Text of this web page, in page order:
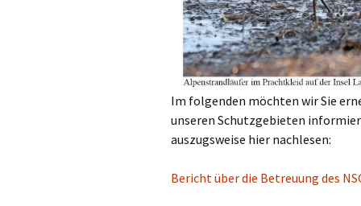
Im folgenden möchten wir Sie
unseren Schutzgebieten
auszugsweise hier nachlesen:
Bericht über die Betreuung des